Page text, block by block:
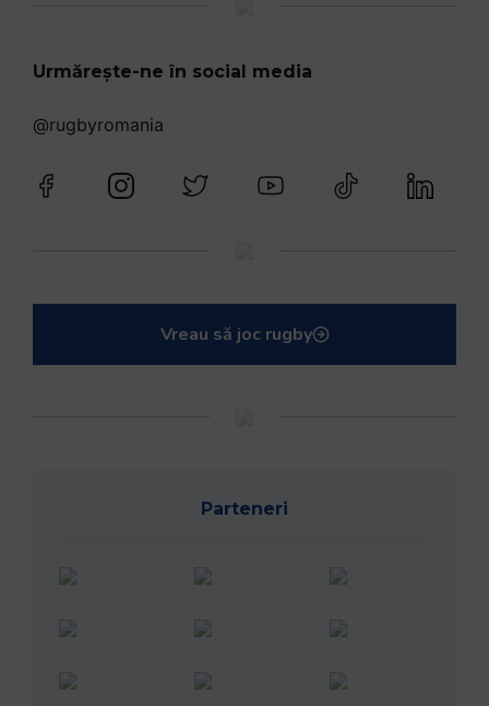
Urmărește-ne în social media
@rugbyromania
Vreau să joc rugby
Parteneri